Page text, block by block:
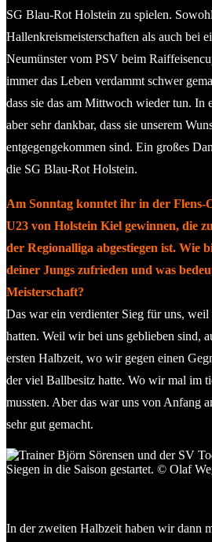
SG Blau-Rot Holstein zu spielen.
Hallenkreismeisterschaften als auch bei
Neumünster vom PSV beim
immer das Leben verdammt schwer
dass sie das am Mittwoch wieder tun. In
aber sehr dankbar, dass sie unserem
entgegengekommen sind. Ein großes
die SG Blau-Rot Holstein.
Am Sonntag konntet ihr in der Flens-
U23 von Holstein Kiel gewinnen, die
der Regionalliga abgestiegen ist. Wie
deiner Jungs zufrieden und was
Meisterschaft?
Das war ein verdienter Sieg für uns,
hatten. Weil wir bei uns geblieben sind,
ersten Halbzeit, wo wir gegen einen
der viel Ballbesitz hatte. Wo wir mal im
mussten. Aber das war uns von Anfang
sehr gut gemacht.
In der zweiten Halbzeit haben wir dann